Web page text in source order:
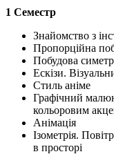
1 Семестр
Знайомство з
Пропорційна
Побудова
Ескізи.
Стиль аніме
Графічний
кольоровим
Анімація
Ізометрія.
в просторі